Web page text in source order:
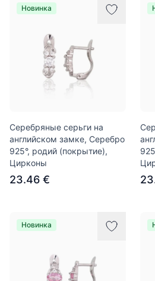
Новинка
Серебряные серьги на
английском замке, Серебро
925°, родий (покрытие),
Цирконы
23.46 €
Новинка